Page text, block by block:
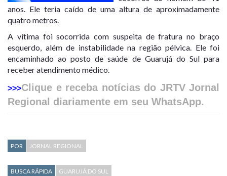
anos. Ele teria caído de uma altura de aproximadamente
quatro metros.
A vítima foi socorrida com suspeita de fratura no braço
esquerdo, além de instabilidade na região pélvica. Ele foi
encaminhado ao posto de saúde de Guarujá do Sul para
receber atendimento médico.
>>>Clique e receba notícias do JRTV Jornal
Regional diariamente em seu WhatsApp.
POR JORNAL REGIONAL
BUSCA RÁPIDA GUARUJÁ DO SUL